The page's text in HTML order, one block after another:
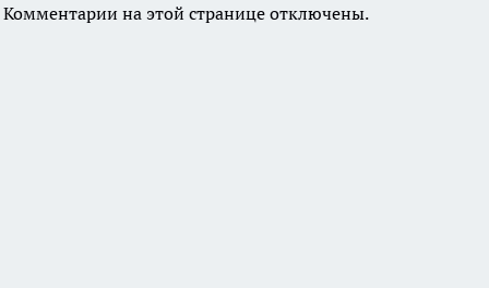
Комментарии на этой странице отключены.